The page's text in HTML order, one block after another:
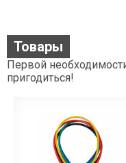
Товары
Первой
пригодиться!